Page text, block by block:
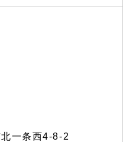
一条西4-8-2